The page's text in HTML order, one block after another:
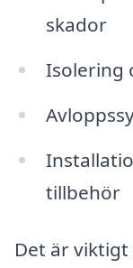
skador
Isolering
tillbehör
Det är